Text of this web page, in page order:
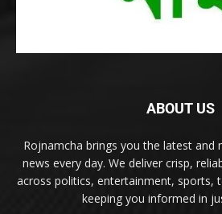
ABOUT US
Rojnamcha brings you the latest and
news every day. We deliver crisp,
across politics, entertainment,
keeping you informed in